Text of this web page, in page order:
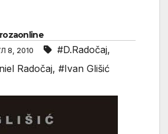
8, 2010 #D.Radočaj,
Radočaj, #Ivan Glišić